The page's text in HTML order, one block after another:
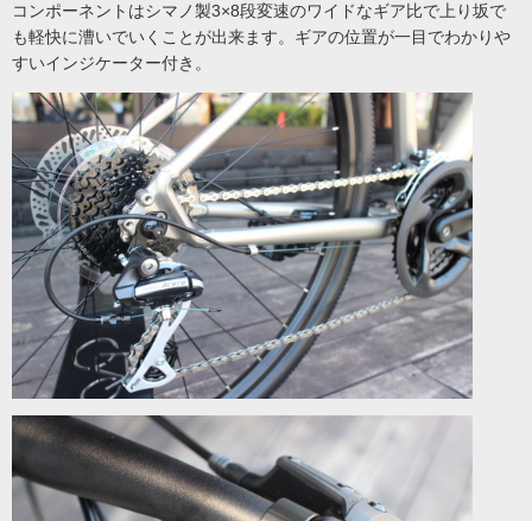
コンポーネントはシマノ製3×8段変速のワイドなギア比で上り坂で
も軽快に漕いでいくことが出来ます。ギアの位置が一目でわかりや
すいインジケーター付き。